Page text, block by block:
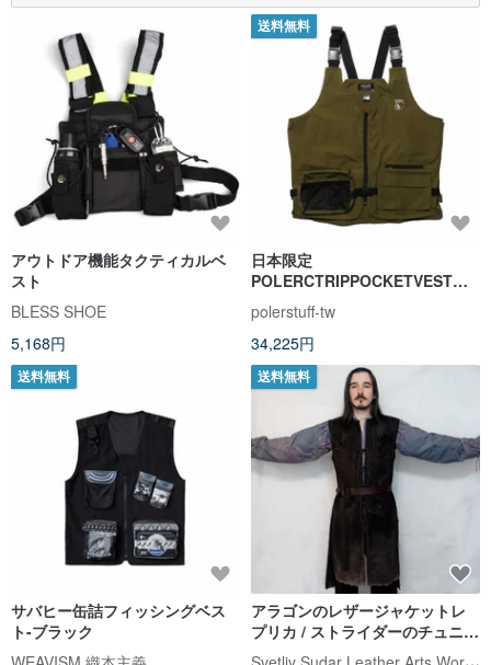
アウトドア機能タクティカルベ
スト
BLESS SHOE
5,168円
送料無料
日本限定
POLERCTRIPPOCKETVESTツ
ーリング多機能キャミソールオ
リーブグリーン
polerstuff-tw
34,225円
送料無料
サバヒー缶詰フィッシングベス
ト-ブラック
送料無料
アラゴンのレザージャケットレ
プリカ / ストライダーのチュニッ
ク / タブレット / LOTR
Svetliy Sudar Leather Arts Workshop